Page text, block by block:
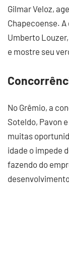
Gilmar Veloz,
Chapecoense.
Umberto
e mostre seu
No Grêmio, a
Soteldo, Pavon
muitas
idade o impede
fazendo do